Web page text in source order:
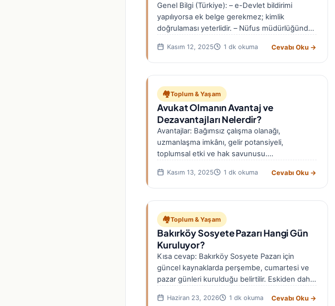
Genel Bilgi (Türkiye): – e-Devlet bildirimi
yapılıyorsa ek belge gerekmez; kimlik
doğrulaması yeterlidir. – Nüfus müdürlüğünde
Kasım 12, 2025 1 dk okuma Cevabı Oku →
🏘️Toplum & Yaşam
Avukat Olmanın Avantaj ve
Dezavantajları Nelerdir?
Avantajlar: Bağımsız çalışma olanağı,
uzmanlaşma imkânı, gelir potansiyeli,
toplumsal etki ve hak savunusu.
sorumluluk, müvekkil/mahkeme…
Kasım 13, 2025 1 dk okuma Cevabı Oku →
🏘️Toplum & Yaşam
Bakırköy Sosyete Pazarı Hangi Gün
Kuruluyor?
Kısa cevap: Bakırköy Sosyete Pazarı için
güncel kaynaklarda perşembe, cumartesi ve
pazar günleri kurulduğu belirtilir. Eskiden daha
Haziran 23, 2026 1 dk okuma Cevabı Oku →